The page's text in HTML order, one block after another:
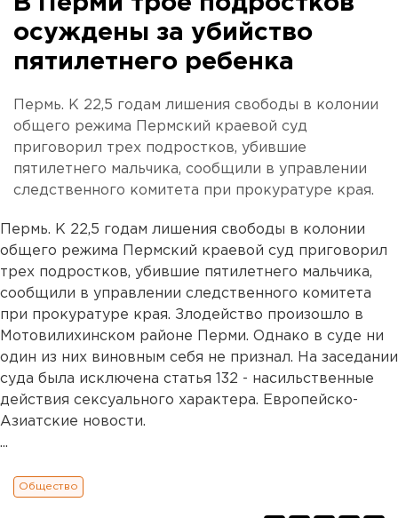
осуждены за убийство
пятилетнего ребенка
Пермь. К 22,5 годам лишения свободы в колонии
общего режима Пермский краевой суд
приговорил трех подростков, убившие
пятилетнего мальчика, сообщили в управлении
следственного комитета при прокуратуре края.
Пермь. К 22,5 годам лишения свободы в колонии
общего режима Пермский краевой суд приговорил
трех подростков, убившие пятилетнего мальчика,
сообщили в управлении следственного комитета
при прокуратуре края. Злодейство произошло в
Мотовилихинском районе Перми. Однако в суде ни
один из них виновным себя не признал. На заседании
суда была исключена статья 132 - насильственные
действия сексуального характера. Европейско-
Азиатские новости.
...
Общество